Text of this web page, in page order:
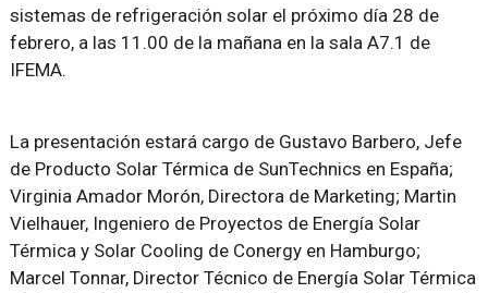
sistemas de refrigeración solar el próximo día 28 de
febrero, a las 11.00 de la mañana en la sala A7.1 de
IFEMA.
La presentación estará cargo de Gustavo Barbero, Jefe
de Producto Solar Térmica de SunTechnics en España;
Virginia Amador Morón, Directora de Marketing; Martin
Vielhauer, Ingeniero de Proyectos de Energía Solar
Térmica y Solar Cooling de Conergy en Hamburgo;
Marcel Tonnar, Director Técnico de Energía Solar Térmica